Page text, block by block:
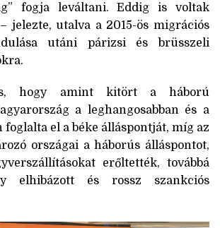
fogja leváltani. Eddig is voltak
jelezte, utalva a 2015-ös migrációs
utáni párizsi és brüsszeli
hogy amint kitört a háború
a leghangosabban és a
foglalta el a béke álláspontját, míg az
országai a háborús álláspontot,
erőltették, továbbá
elhibázott és rossz szankciós